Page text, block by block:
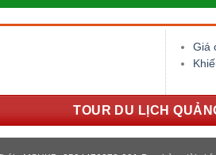
Giá
TOUR DU LỊCH